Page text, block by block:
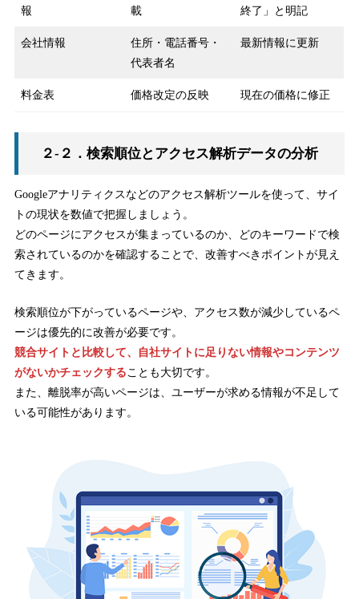
報
載
終了」と明記
会社情報
住所・電話番号・
代表者名
最新情報に更新
料金表 価格改定の反映 現在の価格に修正
２-２．検索順位とアクセス解析データの分析
Googleアナリティクスなどのアクセス解析ツールを使って、サイ
トの現状を数値で把握しましょう。
どのページにアクセスが集まっているのか、どのキーワードで検
索されているのかを確認することで、改善すべきポイントが見え
てきます。
検索順位が下がっているページや、アクセス数が減少しているペ
ージは優先的に改善が必要です。
競合サイトと比較して、自社サイトに足りない情報やコンテンツ
がないかチェックする ことも大切です。
また、離脱率が高いページは、ユーザーが求める情報が不足して
いる可能性があります。